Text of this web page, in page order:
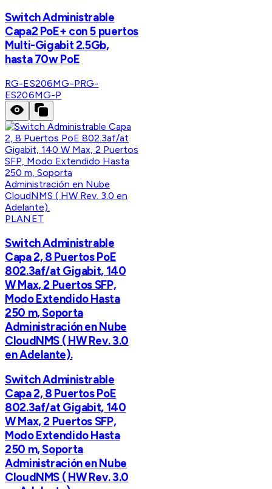
Switch Administrable
Capa2 PoE+ con 5 puertos
Multi-Gigabit 2.5Gb,
hasta 70w PoE
RG-ES206MG-PRG-
ES206MG-P
PLANET
Switch Administrable
Capa 2, 8 Puertos PoE
802.3af/at Gigabit, 140
W Max, 2 Puertos SFP,
Modo Extendido Hasta
250 m, Soporta
Administración en Nube
CloudNMS ( HW Rev. 3.0
en Adelante).
Switch Administrable
Capa 2, 8 Puertos PoE
802.3af/at Gigabit, 140
W Max, 2 Puertos SFP,
Modo Extendido Hasta
250 m, Soporta
Administración en Nube
CloudNMS ( HW Rev. 3.0